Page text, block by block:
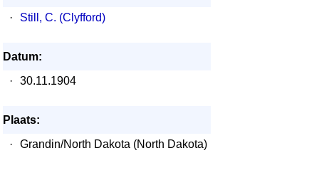
·
Still, C. (Clyfford)
Datum:
·
30.11.1904
Plaats:
·
Grandin/North Dakota (North Dakota)